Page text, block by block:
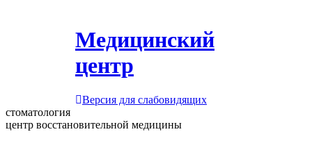
Медицинский
центр
Версия для слабовидящих
стоматология
центр восстановительной медицины